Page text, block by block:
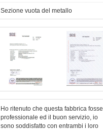
Sezione vuota del metallo
Ho ritenuto che questa fabbrica fosse
professionale ed il buon servizio, io
sono soddisfatto con entrambi i loro